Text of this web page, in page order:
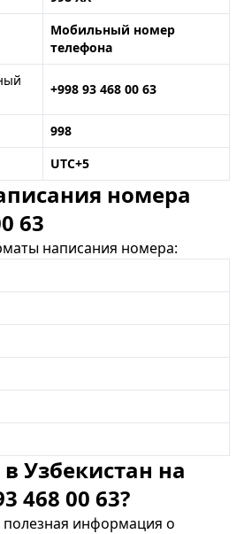
Мобильный номер
телефона
+998 93 468 00 63
998
UTC+5
номера
63
написания номера:
Узбекистан на
468 00 63?
информация о